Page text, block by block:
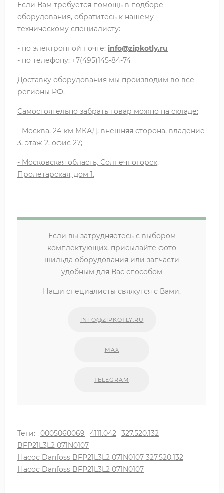
Если Вам требуется помощь в подборе
оборудования, обратитесь к нашему
техническому специалисту:
- по электронной почте: info@zipkotly.ru
- по телефону: +7(495)145-84-74
Доставку оборудования мы производим во все
регионы РФ.
Самостоятельно забрать товар можно на складе:
- Москва, 24-км МКАД, внешняя сторона, владение
3, этаж 2, офис 27;
- Московская область, Солнечногорск,
Пролетарская, дом 1.
Если вы затрудняетесь с выбором
комплектующих, присылайте фото
шильда оборудования или запчасти
удобным для Вас способом
Наши специалисты свяжутся с Вами.
INFO@ZIPKOTLY.RU
MAX
TELEGRAM
Теги: 0005060069 4111.042 327.520.132
BFP21L3L2 071N0107
Насос Danfoss BFP21L3L2 071N0107 327.520.132
Насос Danfoss BFP21L3L2 071N0107